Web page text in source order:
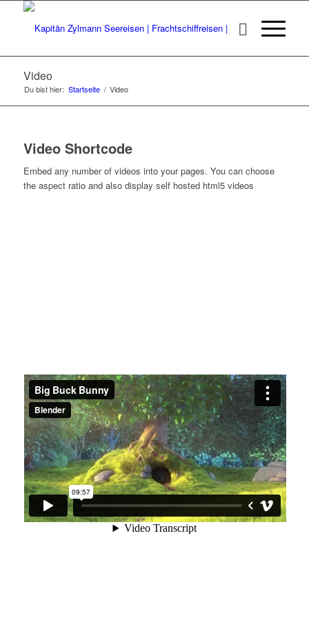
Video
Du bist hier: Startseite / Video
Video Shortcode
Embed any number of videos into your pages. You can choose
the aspect ratio and also display self hosted html5 videos